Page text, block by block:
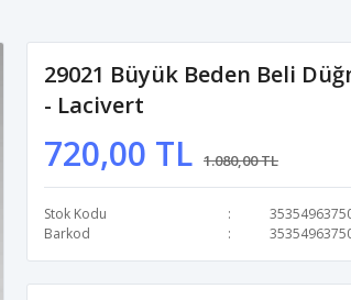
29021 Büyük Beden Beli
- Lacivert
720,00 TL 1.080,00 TL
Stok Kodu
Barkod